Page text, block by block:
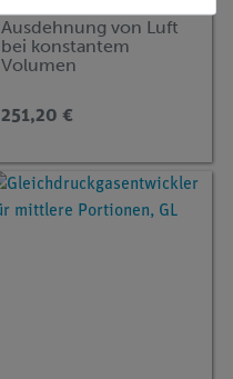
Ausdehnung von Luft
bei konstantem
Volumen
251,20 €